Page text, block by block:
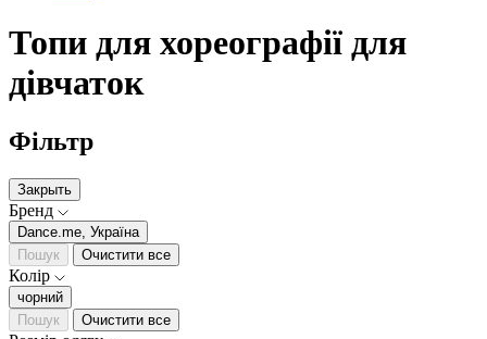
Топи для хореографії для
дівчаток
Фільтр
Закрыть
Бренд
Dance.me, Україна
Пошук
Очистити все
Колір
чорний
Пошук
Очистити все